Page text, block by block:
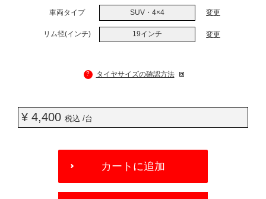
車両タイプ SUV・4×4 変更
リム径(インチ) 19インチ 変更
? タイヤサイズの確認方法
¥ 4,400 税込 /台
OPTIONS
カートに追加